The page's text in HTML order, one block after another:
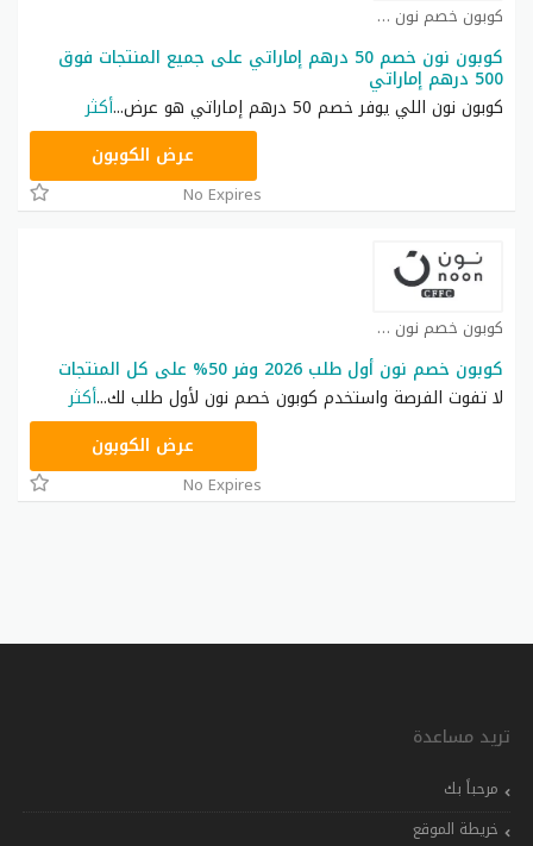
كوبون خصم نون كوبون
كوبون نون خصم 50 درهم إماراتي على جميع المنتجات فوق
500 درهم إماراتي
كوبون نون اللي يوفر خصم 50 درهم إماراتي هو عرض
...أكثر
RRF24عرض الكوبون
No Expires
كوبون خصم نون كوبون
كوبون خصم نون أول طلب 2026 وفر 50% على كل المنتجات
لا تفوت الفرصة واستخدم كوبون خصم نون لأول طلب لك...أكثر
RRF24عرض الكوبون
No Expires
تريد مساعدة
مرحباً بك
خريطة الموقع